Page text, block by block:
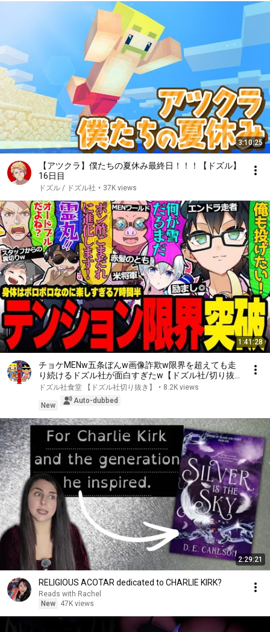
3:10:25
【アツクラ】僕たちの夏休み最終日！！！【ドズル】
16日目
ドズル / ドズル社 • 37K views
1:41:28
チョケMENw五条ぼんw画像詐欺w限界を超えても走
り続けるドズル社が面白すぎたw【ドズル社/切り抜
き】【ドズル/ぼんじゅうる/おおはらMEN/おんりー/
おらふくん/ネコおじ】
ドズル社食堂 【ドズル社切り抜き】 • 8.2K views
New
Auto-dubbed
2:29:21
RELIGIOUS ACOTAR dedicated to CHARLIE KIRK?
Reads with Rachel
New
47K views